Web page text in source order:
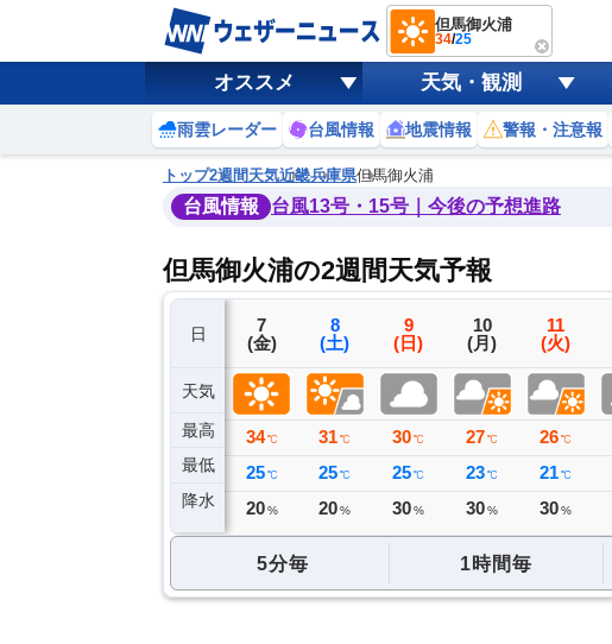
但馬御火浦
34/25
オススメ 天気・観測
雨雲レーダー 台風情報 地震情報 警報・注意報
トップ2週間天気近畿兵庫県但馬御火浦
台風情報 台風13号・15号｜今後の予想進路
但馬御火浦の2週間天気予報
日
天気
最高
最低
降水
6
(木)
34℃
25℃
ミリ
7
(金)
34 ℃
25 ℃
20 %
8
(土)
31 ℃
25 ℃
20 %
9
(日)
30 ℃
25 ℃
30 %
10
(月)
27 ℃
23 ℃
30 %
11
(火)
26℃
21℃
30%
5分毎 1時間毎